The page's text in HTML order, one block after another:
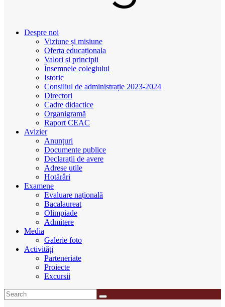
Despre noi
Viziune și misiune
Oferta educaționala
Valori și principii
Însemnele colegiului
Istoric
Consiliul de administrație 2023-2024
Directori
Cadre didactice
Organigramă
Raport CEAC
Avizier
Anunțuri
Documente publice
Declarații de avere
Adrese utile
Hotărâri
Examene
Evaluare națională
Bacalaureat
Olimpiade
Admitere
Media
Galerie foto
Activități
Parteneriate
Proiecte
Excursii